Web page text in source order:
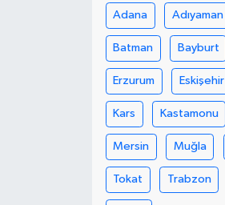
Adana Adıyaman
Batman Bayburt
Erzurum Eskişehir
Kars Kastamonu
Mersin Muğla
Tokat Trabzon